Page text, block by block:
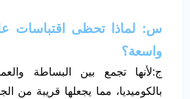
س: لماذا تحظى اقتباسات
واسعة؟
ج:لأنها تجمع بين البساطة
بالكوميديا، مما يجعلها قريبة من